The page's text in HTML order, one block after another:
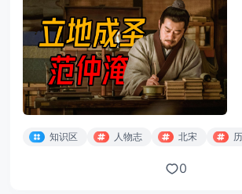
知识区 人物志 北宋
0